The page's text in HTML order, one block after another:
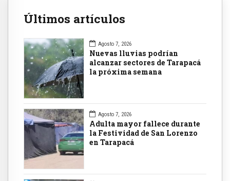
Últimos artículos
Agosto 7, 2026
Nuevas lluvias podrían
alcanzar sectores de Tarapacá
la próxima semana
Agosto 7, 2026
Adulta mayor fallece durante
la Festividad de San Lorenzo
en Tarapacá